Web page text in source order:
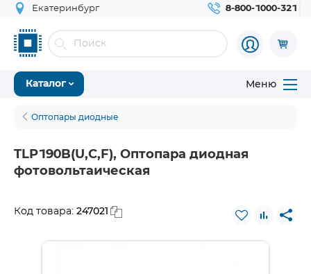
Екатеринбург 8-800-1000-321
Каталог Меню
Оптопары диодные
TLP190B(U,C,F), Оптопара диодная
фотовольтаическая
Код товара: 247021